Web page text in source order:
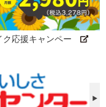
応援キャンペー